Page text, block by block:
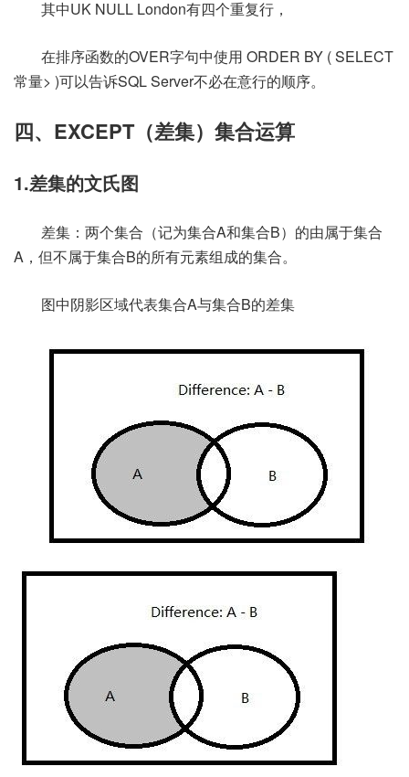
其中UK NULL London有四个重复行，
在排序函数的OVER字句中使用 ORDER BY ( SELECT
常量> )可以告诉SQL Server不必在意行的顺序。
四、EXCEPT（差集）集合运算
1.差集的文氏图
差集：两个集合（记为集合A和集合B）的由属于集合
A，但不属于集合B的所有元素组成的集合。
图中阴影区域代表集合A与集合B的差集